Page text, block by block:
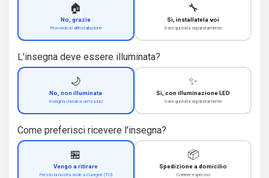
🏠
No, grazie
Provvedo io all'installazione
🔧
Sì, installatela voi
Sarà quotata separatamente
L'insegna deve essere illuminata?
🌙
No, non illuminata
Insegna classica senza luci
✨
Sì, con illuminazione LED
Sarà quotata separatamente
Come preferisci ricevere l'insegna?
🏪
Vengo a ritirare
Presso la nostra sede a Cuorgnè (TO)
📦
Spedizione a domicilio
Corriere espresso